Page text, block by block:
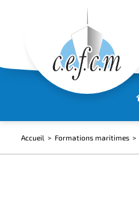
Accueil Formations maritimes